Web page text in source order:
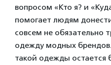
вопросом «Кто я? и
помогает людям
совсем не обязательно
одежду модных
такой одежды остается